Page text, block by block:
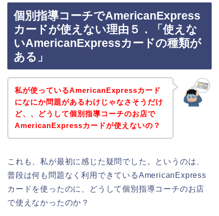
個別指導コーチでAmericanExpress
カードが使えない理由５．「使えな
いAmericanExpressカードの種類が
ある」
私が使っているAmericanExpressカード
になにか問題があるわけじゃなさそうだけ
ど、、どうして個別指導コーチのお店で
AmericanExpressカードが使えないの？
これも、私が最初に感じた疑問でした。というのは、
普段は何も問題なく利用できているAmericanExpress
カードを使ったのに、どうして個別指導コーチのお店
で使えなかったのか？